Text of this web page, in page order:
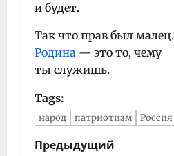
и будет.
Так что прав был малец.
Родина — это то, чему
ты служишь.
Tags:
народ патриотизм Россия
Н
Предыдущий